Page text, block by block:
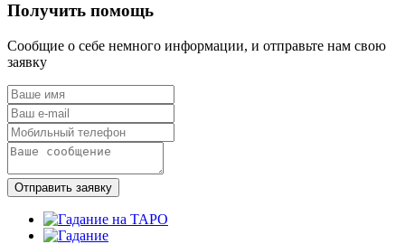
Получить помощь
Сообщие о себе немного информации, и отправьте нам свою
заявку
Отправить заявку